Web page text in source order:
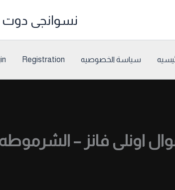
نسوانجى دوت
سياسة الخصوصيه Registration
اونلى فانز –